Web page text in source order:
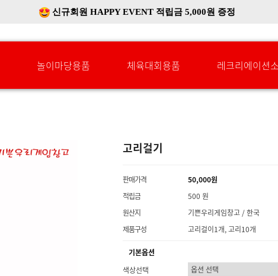
신규회원 HAPPY EVENT 적립금 5,000원 증정
놀이마당용품 체육대회용품 레크리에이션
고리걸기
판매가격
50,000원
적립금
500 원
원산지
기쁜우리게임창고 / 한국
제품구성
고리걸이1개, 고리10개
기본옵션
색상선택